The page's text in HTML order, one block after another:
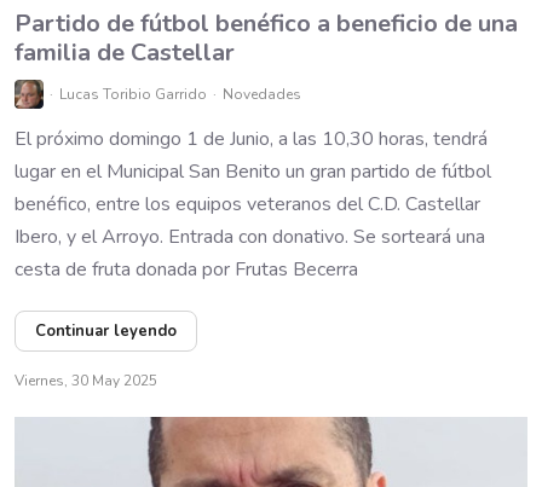
Partido de fútbol benéfico a beneficio de una
familia de Castellar
Lucas Toribio Garrido Novedades
El próximo domingo 1 de Junio, a las 10,30 horas, tendrá
lugar en el Municipal San Benito un gran partido de fútbol
benéfico, entre los equipos veteranos del C.D. Castellar
Ibero, y el Arroyo. Entrada con donativo. Se sorteará una
cesta de fruta donada por Frutas Becerra
Continuar leyendo
Viernes, 30 May 2025